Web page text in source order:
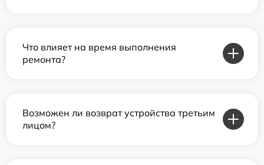
Что влияет на время выполнения
ремонта?
Возможен ли возврат устройства третьим
лицом?